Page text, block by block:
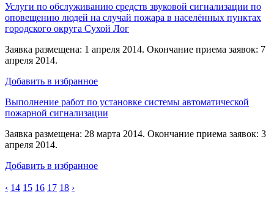
Услуги по обслуживанию средств звуковой сигнализации по
оповещению людей на случай пожара в населённых пунктах
городского округа Сухой Лог
Заявка размещена: 1 апреля 2014. Окончание приема заявок: 7
апреля 2014.
Добавить в избранное
Выполнение работ по установке системы автоматической
пожарной сигнализации
Заявка размещена: 28 марта 2014. Окончание приема заявок: 3
апреля 2014.
Добавить в избранное
‹ 14 15 16 17 18 ›